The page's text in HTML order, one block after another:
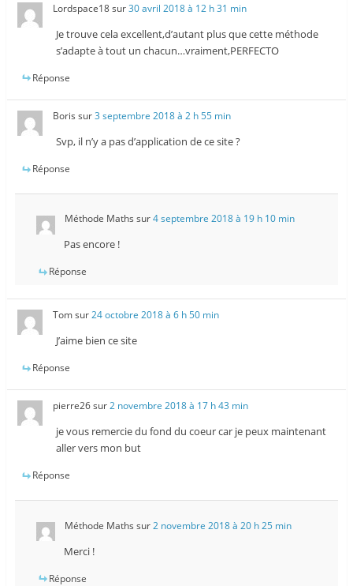
Lordspace18sur30 avril 2018 à 12 h 31 min
Je trouve cela excellent,d’autant plus que cette méthode
s’adapte à tout un chacun…vraiment,PERFECTO
Réponse
Boris sur3 septembre 2018 à 2 h 55 min
Svp, il n’y a pas d’application de ce site ?
Réponse
Méthode Maths sur4 septembre 2018 à 19 h 10 min
Pas encore !
Réponse
Tomsur24 octobre 2018 à 6 h 50 min
J’aime bien ce site
Réponse
pierre26sur2 novembre 2018 à 17 h 43 min
je vous remercie du fond du coeur car je peux maintenant
aller vers mon but
Réponse
Méthode Maths sur2 novembre 2018 à 20 h 25 min
Merci !
Réponse